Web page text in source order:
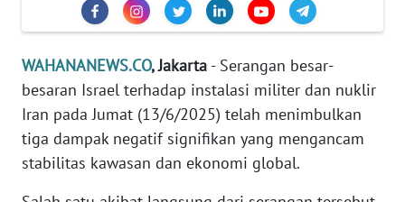
WAHANANEWS.CO, Jakarta - Serangan besar-
besaran Israel terhadap instalasi militer dan nuklir
Iran pada Jumat (13/6/2025) telah menimbulkan
tiga dampak negatif signifikan yang mengancam
stabilitas kawasan dan ekonomi global.
EDITORIAL
Informasi
INDEKS
BERITA